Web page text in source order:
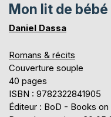
Mon lit de bébé
Daniel Dassa
Romans & récits
Couverture souple
40 pages
ISBN : 9782322841905
Éditeur : BoD - Books on